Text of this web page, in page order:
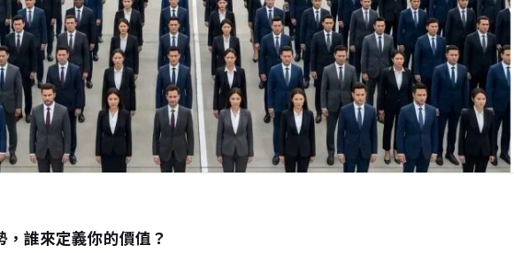
，誰來定義你的價值？